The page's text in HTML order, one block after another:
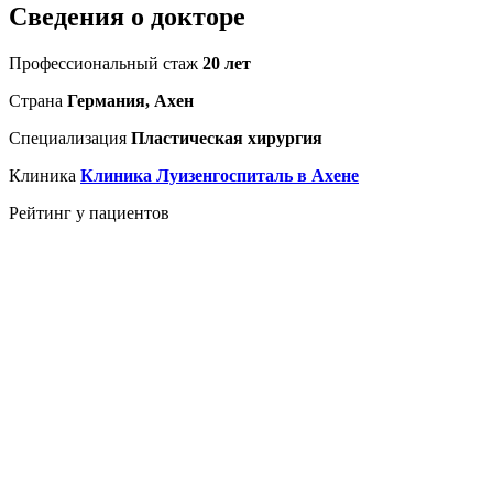
Сведения о докторе
Профессиональный стаж 20 лет
Страна Германия, Ахен
Специализация Пластическая хирургия
Клиника Клиника Луизенгоспиталь в Ахене
Рейтинг у пациентов